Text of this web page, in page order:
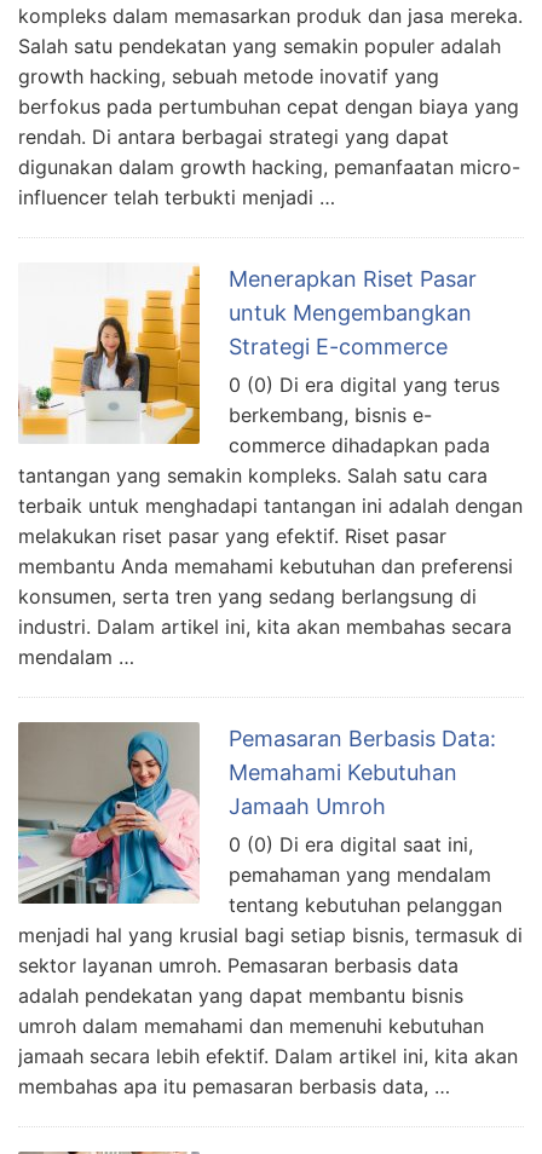
kompleks dalam memasarkan produk dan jasa mereka.
Salah satu pendekatan yang semakin populer adalah
growth hacking, sebuah metode inovatif yang
berfokus pada pertumbuhan cepat dengan biaya yang
rendah. Di antara berbagai strategi yang dapat
digunakan dalam growth hacking, pemanfaatan micro-
influencer telah terbukti menjadi …
Menerapkan Riset Pasar
untuk Mengembangkan
Strategi E-commerce
0 (0) Di era digital yang terus
berkembang, bisnis e-
commerce dihadapkan pada
tantangan yang semakin kompleks. Salah satu cara
terbaik untuk menghadapi tantangan ini adalah dengan
melakukan riset pasar yang efektif. Riset pasar
membantu Anda memahami kebutuhan dan preferensi
konsumen, serta tren yang sedang berlangsung di
industri. Dalam artikel ini, kita akan membahas secara
mendalam …
Pemasaran Berbasis Data:
Memahami Kebutuhan
Jamaah Umroh
0 (0) Di era digital saat ini,
pemahaman yang mendalam
tentang kebutuhan pelanggan
menjadi hal yang krusial bagi setiap bisnis, termasuk di
sektor layanan umroh. Pemasaran berbasis data
adalah pendekatan yang dapat membantu bisnis
umroh dalam memahami dan memenuhi kebutuhan
jamaah secara lebih efektif. Dalam artikel ini, kita akan
membahas apa itu pemasaran berbasis data, …